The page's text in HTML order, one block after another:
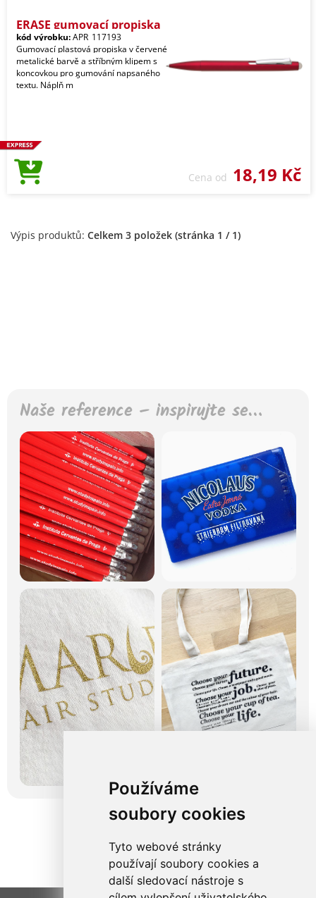
Používáme
soubory cookies
Tyto webové stránky
používají soubory cookies a
další sledovací nástroje s
ERASE gumovací propiska
kód výrobku:APR_117193
Gumovací plastová propiska v červené
metalické barvě a stříbným klipem s
koncovkou pro gumování napsaného
textu. Náplň m
Cena od 18,19 Kč
Výpis produktů: Celkem 3 položek (stránka 1 / 1)
Naše reference – inspirujte se…